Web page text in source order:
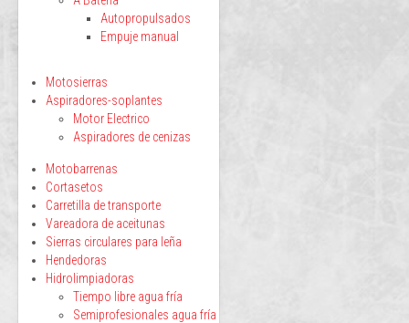
Autopropulsados
Empuje manual
Motosierras
Aspiradores-soplantes
Motor Electrico
Aspiradores de cenizas
Motobarrenas
Cortasetos
Carretilla de transporte
Vareadora de aceitunas
Sierras circulares para leña
Hendedoras
Hidrolimpiadoras
Tiempo libre agua fría
Semiprofesionales agua fría